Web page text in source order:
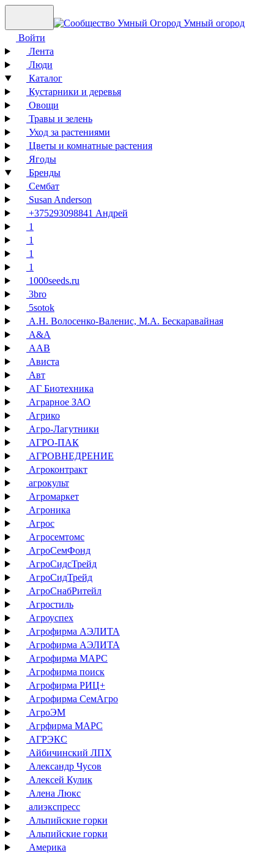
Умный огород
Войти
Лента
Люди
Каталог
Кустарники и деревья
Овощи
Травы и зелень
Уход за растениями
Цветы и комнатные растения
Ягоды
Бренды
Сембат
Susan Anderson
+375293098841 Андрей
1
1
1
1
1000seeds.ru
3bro
5sotok
А.Н. Волосенко-Валенис, М.А. Бескаравайная
А&А
ААВ
Ависта
Авт
АГ Биотехника
Аграрное ЗАО
Агрико
Агро-Лагутники
АГРО-ПАК
АГРОВНЕДРЕНИЕ
Агроконтракт
агрокульт
Агромаркет
Агроника
Агрос
Агросемтомс
АгроСемФонд
АгроСидсТрейд
АгроСидТрейд
АгроСнабРитейл
Агростиль
Агроуспех
Агрофирма АЭЛИТА
Агрофирма АЭЛИТА
Агрофирма МАРС
Агрофирма поиск
Агрофирма РИЦ+
Агрофирма СемАгро
АгроЭМ
Агрфирма МАРС
АГРЭКС
Айбичинский ЛПХ
Александр Чусов
Алексей Кулик
Алена Люкс
алиэкспресс
Альпийские горки
Альпийские горки
Америка